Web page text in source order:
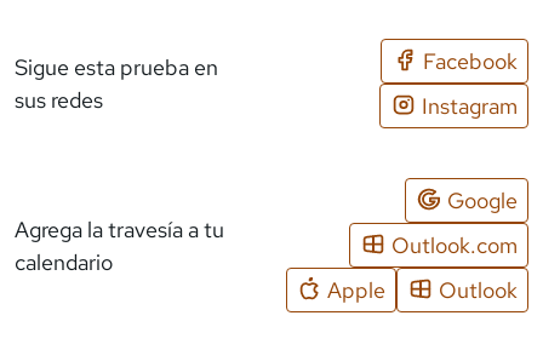
Sigue esta prueba en
sus redes
Facebook
Instagram
Agrega la travesía a tu
calendario
Google
Outlook.com
Apple
Outlook